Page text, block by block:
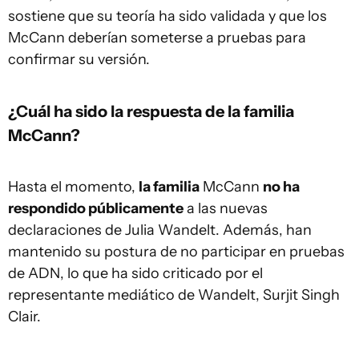
sostiene que su teoría ha sido validada y que los
McCann deberían someterse a pruebas para
confirmar su versión.
¿Cuál ha sido la respuesta de la familia
McCann?
Hasta el momento, la familia McCann no ha
respondido públicamentea las nuevas
declaraciones de Julia Wandelt. Además, han
mantenido su postura de no participar en pruebas
de ADN, lo que ha sido criticado por el
representante mediático de Wandelt, Surjit Singh
Clair.